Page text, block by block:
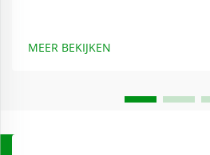
MEER BEKIJKEN